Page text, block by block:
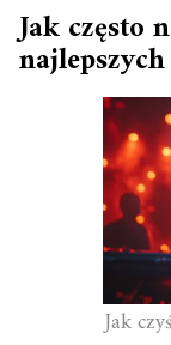
Jak często
Jak